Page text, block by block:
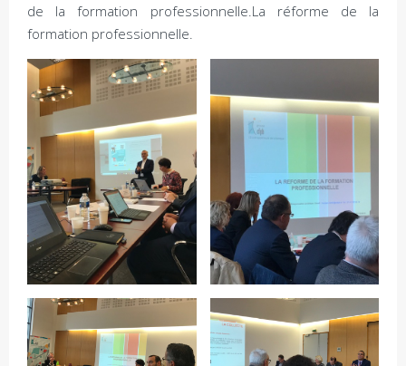
de la formation professionnelle.La réforme de la
formation professionnelle.